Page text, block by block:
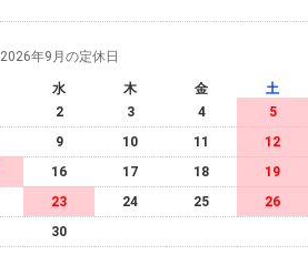
2026年9月の定休日
水 木 金
土
2 3 4
5
9 10 11
12
16 17 18
19
23 24 25
26
30